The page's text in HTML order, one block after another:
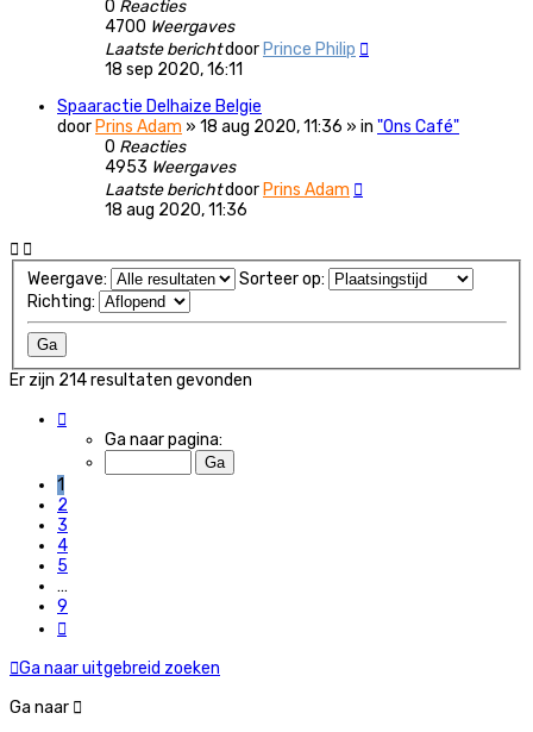
0 Reacties
4700 Weergaves
Laatste berichtdoor Prince Philip
18 sep 2020, 16:11
Spaaractie Delhaize Belgie
door Prins Adam » 18 aug 2020, 11:36 » in "Ons Café"
0 Reacties
4953 Weergaves
Laatste berichtdoor Prins Adam
18 aug 2020, 11:36
Weergave:
Sorteer op:
Richting:
Er zijn 214 resultaten gevonden
van
Ga naar pagina:
1
2
3
4
5
…
9
Ga naar uitgebreid zoeken
Ga naar